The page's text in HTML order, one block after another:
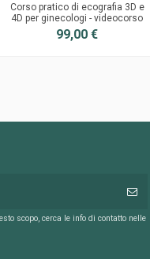
Corso pratico di ecografia 3D e
4D per ginecologi - videocorso
99,00 €
scopo, cerca le info di contatto nelle